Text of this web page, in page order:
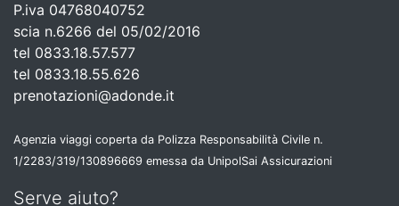
P.iva 04768040752
scia n.6266 del 05/02/2016
tel 0833.18.57.577
tel 0833.18.55.626
prenotazioni@adonde.it
Agenzia viaggi coperta da Polizza Responsabilità Civile n.
1/2283/319/130896669 emessa da UnipolSai Assicurazioni
Serve aiuto?